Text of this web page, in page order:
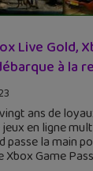
Live Gold,
à la
ans de
en ligne
passe la main
Game